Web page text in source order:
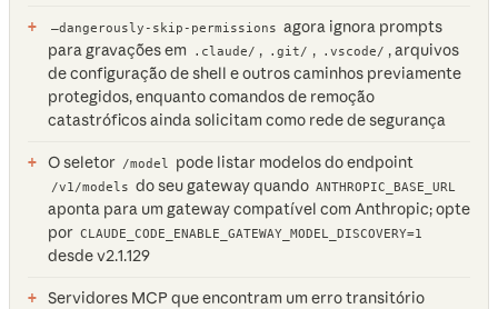
—dangerously-skip-permissions agora ignora prompts
para gravações em
.claude/ , .git/ , .vscode/ , arquivos
de configuração de shell e outros caminhos previamente
protegidos, enquanto comandos de remoção
catastróficos ainda solicitam como rede de segurança
O seletor /model pode listar modelos do endpoint
/v1/models do seu gateway quando ANTHROPIC_BASE_URL
aponta para um gateway compatível com Anthropic; opte
por CLAUDE_CODE_ENABLE_GATEWAY_MODEL_DISCOVERY=1
desde v2.1.129
Servidores MCP que encontram um erro transitório